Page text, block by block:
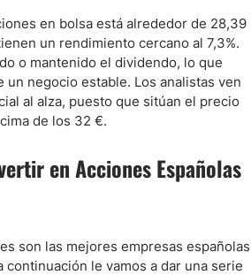
en bolsa está alrededor de 28,39
un rendimiento cercano al 7,3%.
o mantenido el dividendo, lo que
un negocio estable. Los analistas ven
al alza, puesto que sitúan el precio
de los 32 €.
en Acciones Españolas
son las mejores empresas españolas
continuación le vamos a dar una serie